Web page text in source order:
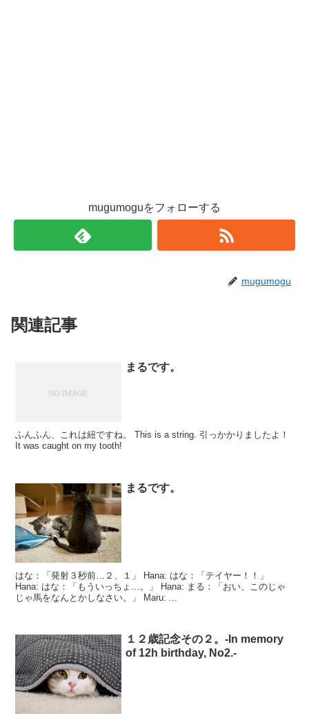
mugumoguをフォローする
mugumogu
関連記事
まるです。
ふんふん、これは紐ですね。 This is a string. 引っかかりましたよ！
It was caught on my tooth!
まるです。
はな：「発射３秒前…２、１」 Hana: はな：「テイヤー！！」
Hana: はな：「もういっちょ…。」 Hana: まる：「おい、このじゃ
じゃ馬をなんとかしなさい。」 Maru: ...
１２歳記念その２。-In memory
of 12h birthday, No2.-